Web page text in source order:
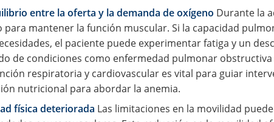
entre la oferta y la demanda de oxígeno Durante la
para mantener la función muscular. Si la capacidad
el paciente puede experimentar fatiga y un
de condiciones como enfermedad pulmonar
respiratoria y cardiovascular es vital para guiar
nutricional para abordar la anemia.
física deteriorada Las limitaciones en la movilidad